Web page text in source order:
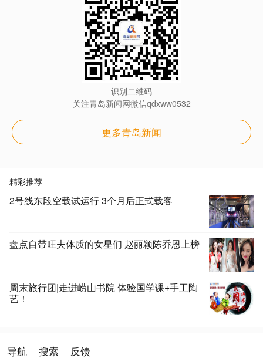
识别二维码
关注青岛新闻网微信qdxww0532
更多青岛新闻
精彩推荐
2号线东段空载试运行 3个月后正式载客
盘点自带旺夫体质的女星们 赵丽颖陈乔恩上榜
周末旅行团|走进崂山书院 体验国学课+手工陶
艺！
导航 搜索 反馈